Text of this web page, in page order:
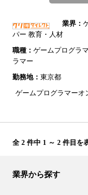
業界：
パー 教育・人材
職種： ゲームプログラ
ラマー
勤務地： 東京都
ゲームプログラマーオ
全 2 件中 1 ～ 2 件目を
業界から探す